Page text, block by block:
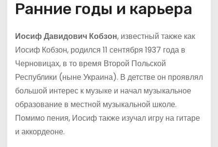
Ранние годы и карьера
Иосиф Давидович Кобзон, известный также как
Иосиф Кобзон, родился 11 сентября 1937 года в
Черновицах, в то время Второй Польской
Республики (ныне Украина). В детстве он проявлял
большой интерес к музыке и начал музыкальное
образование в местной музыкальной школе.
Помимо пения, Иосиф также изучал игру на гитаре
и аккордеоне.